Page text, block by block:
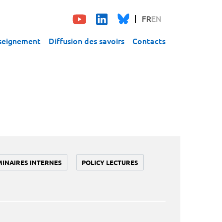
FREN
Diffusion des savoirs Contacts
INTERNES POLICY LECTURES